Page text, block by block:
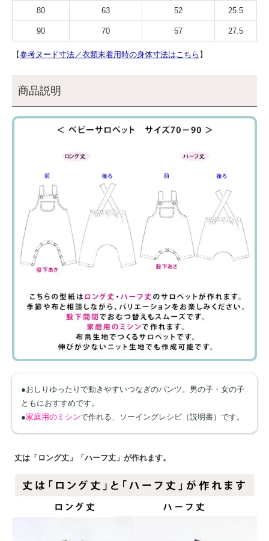
80 63 52 25.5
90 70 57 27.5
【参考ヌード寸法／衣類未着用時の身体寸法はこちら 】
商品説明
●おしりゆったりで動きやすいつなぎのパンツ。男の子・女の子
ともにおすすめです。
●家庭用のミシンで作れる、ソーイングレシピ（説明書）です。
丈は「ロング丈」「ハーフ丈」が作れます。